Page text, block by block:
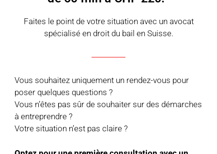
Faites le point de votre situation avec un avocat
spécialisé en droit du bail en Suisse.
Vous souhaitez uniquement un rendez-vous pour
poser quelques questions ?
Vous n’êtes pas sûr de souhaiter sur des démarches
à entreprendre ?
Votre situation n’est pas claire ?